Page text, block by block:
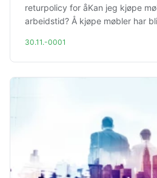
returpolicy for åKan jeg kjøpe
arbeidstid? Å kjøpe møbler har
30.11.-0001